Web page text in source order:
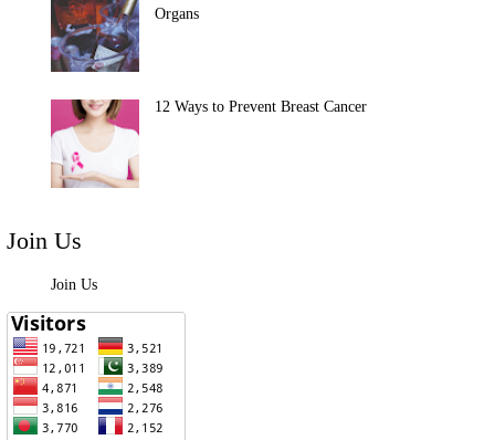
Organs
12 Ways to Prevent Breast Cancer
Join Us
Join Us